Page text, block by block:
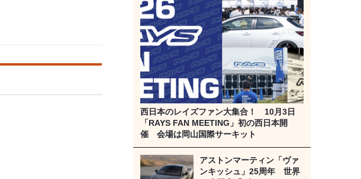
西日本のレイズファン大集合！ 10月3日
「RAYS FAN MEETING」初の西日本開
催 会場は岡山国際サーキット
アストンマーティン「ヴァ
ンキッシュ」25周年 世界